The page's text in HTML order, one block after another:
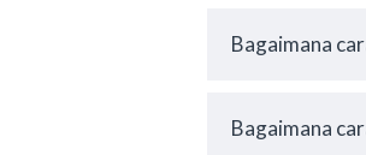
Bagaimana
Bagaimana